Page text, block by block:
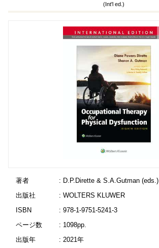
(Int'l ed.)
著者
: D.P.Dirette & S.A.Gutman (eds.)
出版社
: WOLTERS KLUWER
ISBN
: 978-1-9751-5241-3
ページ数
: 1098pp.
出版年
: 2021年